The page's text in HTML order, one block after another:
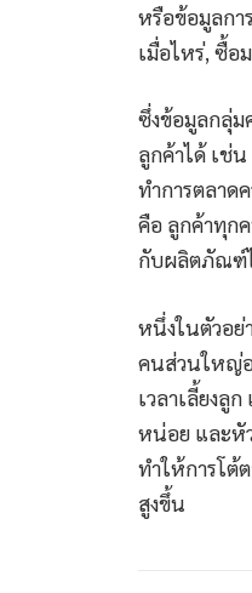
หรือข้อมูลกา
เมื่อไหร่, ซื้อ
ซึ่งข้อมูลกลุ่ม
ลูกค้าได้ เช่
ทำการตลาด
คือ ลูกค้าทุก
กับผลิตภัณฑ์ไ
หนึ่งในตัวอย่
คนส่วนใหญ่อ
เวลาเลี้ยงลู
หน่อย และหั
ทำให้การโต้
สูงขึ้น